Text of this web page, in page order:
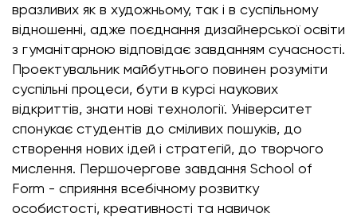
вразливих як в художньому, так і в суспільному
відношенні, адже поєднання дизайнерської освіти
з гуманітарною відповідає завданням сучасності.
Проектувальник майбутнього повинен розуміти
суспільні процеси, бути в курсі наукових
відкриттів, знати нові технології. Університет
спонукає студентів до сміливих пошуків, до
створення нових ідей і стратегій, до творчого
мислення. Першочергове завдання School of
Form - сприяння всебічному розвитку
особистості, креативності та навичок